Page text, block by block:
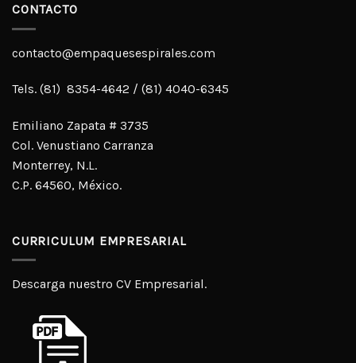
CONTACTO
contacto@empaquesespirales.com
Tels. (81) 8354-4642 / (81) 4040-6345
Emiliano Zapata # 3735
Col. Venustiano Carranza
Monterrey, N.L.
C.P. 64560, México.
CURRICULUM EMPRESARIAL
Descarga nuestro CV Empresarial.